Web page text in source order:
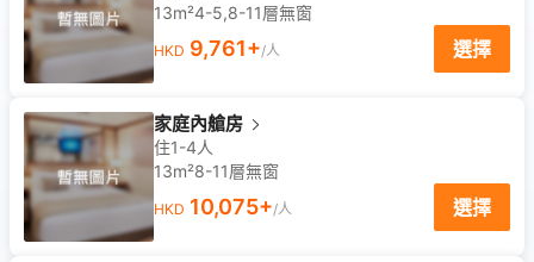
13m²4-5,8-11層無窗
HKD 9,761+/人 選擇
家庭內艙房
住1-4人
13m²8-11層無窗
HKD 10,075+/人 選擇